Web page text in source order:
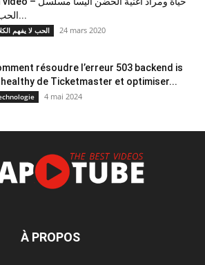
الحب لا...
الحب لا يفهم 24 mars 2020
résoudre l’erreur 503 backend is
de Ticketmaster et optimiser...
4 mai 2024
À PROPOS